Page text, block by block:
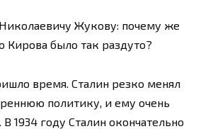
Жукову: почему же
Кирова было так раздуто?
время. Сталин резко менял
политику, и ему очень
1934 году Сталин окончательно